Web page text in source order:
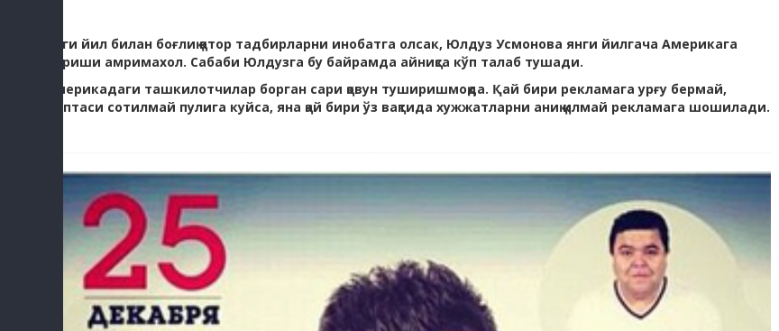
Янги йил билан боғлиқ қатор тадбирларни инобатга олсак, Юлдуз Усмонова янги йилгача Америкага
бориши амримахол. Сабаби Юлдузга бу байрамда айниқса кўп талаб тушади.
Америкадаги ташкилотчилар борган сари қовун туширишмоқда. Қай бири рекламага урғу бермай,
чиптаси сотилмай пулига куйса, яна қай бири ўз вақтида хужжатларни аниқ қилмай рекламага шошилади.